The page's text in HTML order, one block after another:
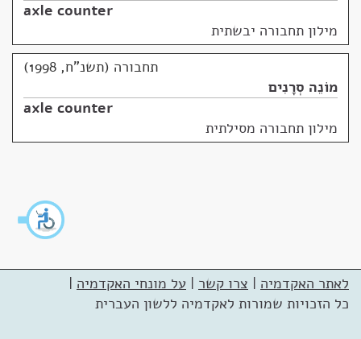
axle counter
מילון תחבורה יבשתית
תחבורה (תשנ"ח, 1998)
מוֹנֵה סְרָנִים
axle counter
מילון תחבורה מסילתית
לאתר האקדמיה | צרו קשר | על מונחי האקדמיה |
כל הזכויות שמורות לאקדמיה ללשון העברית